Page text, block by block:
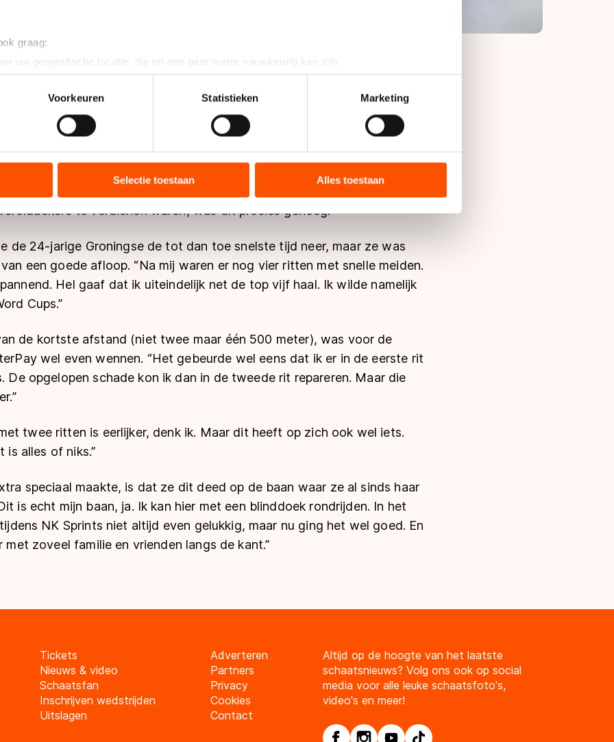
graag:
uw geografische locatie, die tot een paar meter nauwkeurig kan zijn
door het actief te scannen op specifieke eigenschappen (fingerprinting)
gegevens worden verwerkt en stel uw voorkeuren in het
detailgedeeltein. U kunt uw
of intrekken in de Cookieverklaring.
over uw gebruik van onze site met onze partners voor social media, advertenties en
met andere gegevens die u aan hen heeft verstrekt of die zij hebben verzameld via
kunnen gegevens doorgeven aan landen buiten de EU, zoals de VS, waar mogelijk geen
geldt volgens de GDPR. Door op ‘Toestaan’ te klikken, stemt u in met deze overdracht.
Voorkeuren Statistieken Marketing
Selectie toestaan Alles toestaan
van Bo van der Werff. Al sinds haar zevende rijdt ze haar rondjes
En daarom was het extra mooi dat ze juist op ‘haar’ baan een
de 500 meter in de wacht sleepte.
Werff was goed voor de vijfde plaats. En omdat er vijf startbewijzen
te verdienen waren, was dit precies genoeg.
de 24-jarige Groningse de tot dan toe snelste tijd neer, maar ze was
een goede afloop. “Na mij waren er nog vier ritten met snelle meiden.
Hel gaaf dat ik uiteindelijk net de top vijf haal. Ik wilde namelijk
Cups.”
de kortste afstand (niet twee maar één 500 meter), was voor de
wel even wennen. “Het gebeurde wel eens dat ik er in de eerste rit
De opgelopen schade kon ik dan in de tweede rit repareren. Maar die
twee ritten is eerlijker, denk ik. Maar dit heeft op zich ook wel iets.
is alles of niks.”
speciaal maakte, is dat ze dit deed op de baan waar ze al sinds haar
is echt mijn baan, ja. Ik kan hier met een blinddoek rondrijden. In het
NK Sprints niet altijd even gelukkig, maar nu ging het wel goed. En
met zoveel familie en vrienden langs de kant.”
Tickets
Nieuws & video
Schaatsfan
Inschrijven wedstrijden
Uitslagen
Adverteren
Partners
Privacy
Cookies
Contact
Altijd op de hoogte van het laatste
schaatsnieuws? Volg ons ook op social
media voor alle leuke schaatsfoto's,
video's en meer!